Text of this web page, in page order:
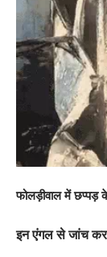
फोलड़ीवाल में छप्पड़
इन एंगल से जांच कर